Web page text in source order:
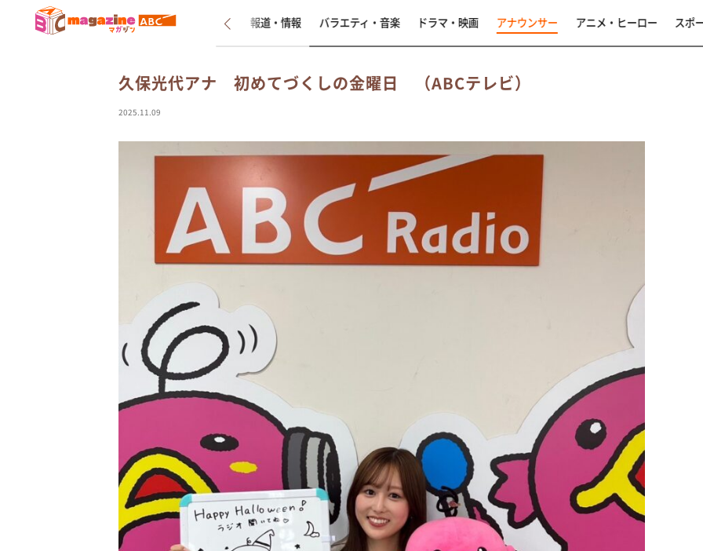
新着 インタビュー 報道・情報 バラエティ・音楽 ドラマ・映画 アナウンサー アニメ・ヒーロー スポ
久保光代アナ 初めてづくしの金曜日 （ABCテレビ）
2025.11.09